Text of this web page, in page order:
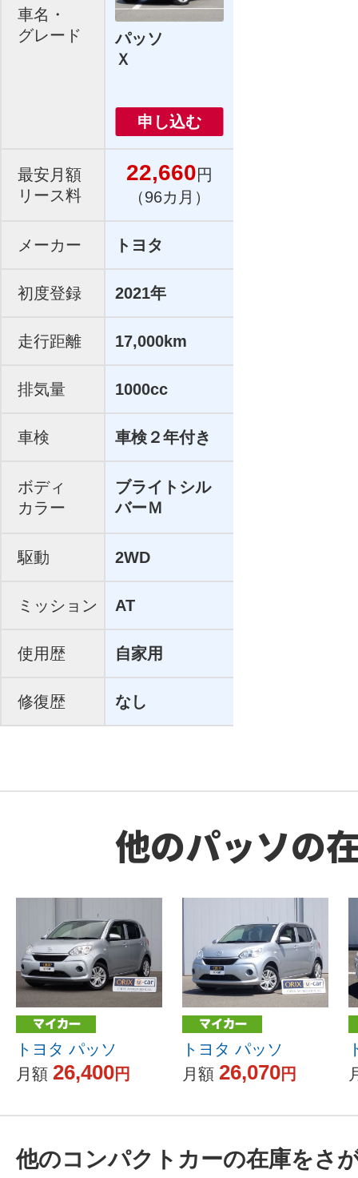
車名・
グレード
パッソ
Ｘ
申し込む
最安月額
リース料
22,660円
（96カ月）
メーカー トヨタ
初度登録 2021年
走行距離 17,000km
排気量 1000cc
車検 車検２年付き
ボディ
カラー
ブライトシル
バーＭ
駆動 2WD
ミッション AT
使用歴 自家用
修復歴 なし
他のパッソの
トヨタ パッソ
月額 26,400円
トヨタ パッソ
月額 26,070円
他のコンパクトカーの在庫をさ